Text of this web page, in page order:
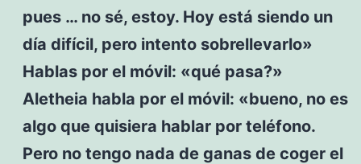
pues … no sé, estoy. Hoy está siendo un
día difícil, pero intento sobrellevarlo»
Hablas por el móvil: «qué pasa?»
Aletheia habla por el móvil: «bueno, no es
algo que quisiera hablar por teléfono.
Pero no tengo nada de ganas de coger el